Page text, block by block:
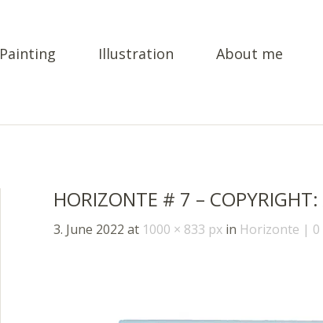
Painting Illustration About me
HORIZONTE # 7 –
3. June 2022 at 1000 × 833 pxin Horizonte